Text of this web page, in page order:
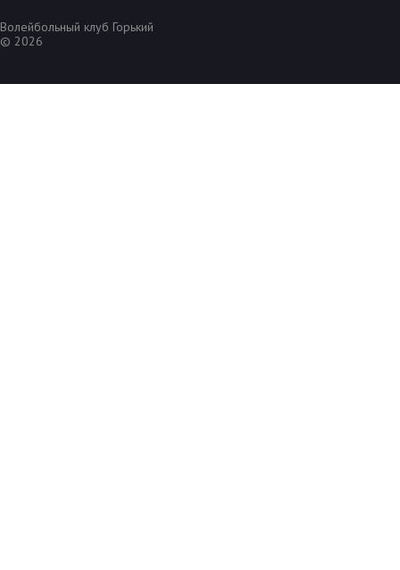
Волейбольный клуб Горький
© 2026